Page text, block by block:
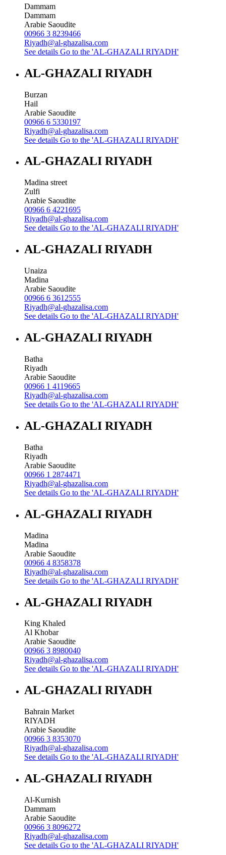
Dammam
Dammam
Arabie Saoudite
00966 3 8239466
Riyadh@al-ghazalisa.com
See details Go to the 'AL-GHAZALI RIYADH'
AL-GHAZALI RIYADH
Burzan
Hail
Arabie Saoudite
00966 6 5330197
Riyadh@al-ghazalisa.com
See details Go to the 'AL-GHAZALI RIYADH'
AL-GHAZALI RIYADH
Madina street
Zulfi
Arabie Saoudite
00966 6 4221695
Riyadh@al-ghazalisa.com
See details Go to the 'AL-GHAZALI RIYADH'
AL-GHAZALI RIYADH
Unaiza
Madina
Arabie Saoudite
00966 6 3612555
Riyadh@al-ghazalisa.com
See details Go to the 'AL-GHAZALI RIYADH'
AL-GHAZALI RIYADH
Batha
Riyadh
Arabie Saoudite
00966 1 4119665
Riyadh@al-ghazalisa.com
See details Go to the 'AL-GHAZALI RIYADH'
AL-GHAZALI RIYADH
Batha
Riyadh
Arabie Saoudite
00966 1 2874471
Riyadh@al-ghazalisa.com
See details Go to the 'AL-GHAZALI RIYADH'
AL-GHAZALI RIYADH
Madina
Madina
Arabie Saoudite
00966 4 8358378
Riyadh@al-ghazalisa.com
See details Go to the 'AL-GHAZALI RIYADH'
AL-GHAZALI RIYADH
King Khaled
Al Khobar
Arabie Saoudite
00966 3 8980040
Riyadh@al-ghazalisa.com
See details Go to the 'AL-GHAZALI RIYADH'
AL-GHAZALI RIYADH
Bahrain Market
RIYADH
Arabie Saoudite
00966 3 8353070
Riyadh@al-ghazalisa.com
See details Go to the 'AL-GHAZALI RIYADH'
AL-GHAZALI RIYADH
Al-Kurnish
Dammam
Arabie Saoudite
00966 3 8096272
Riyadh@al-ghazalisa.com
See details Go to the 'AL-GHAZALI RIYADH'